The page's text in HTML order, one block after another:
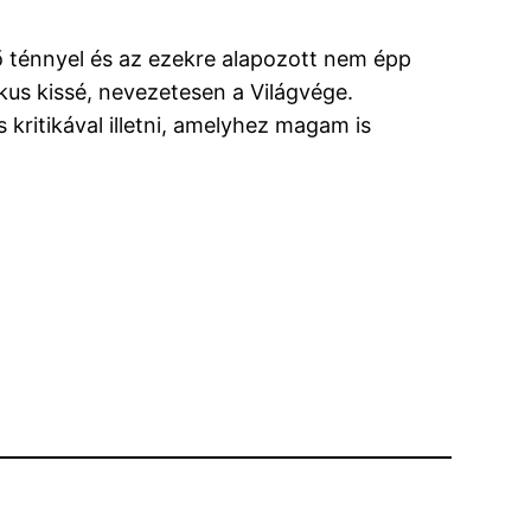
és az ezekre alapozott nem épp
kissé, nevezetesen a Világvége.
illetni, amelyhez magam is